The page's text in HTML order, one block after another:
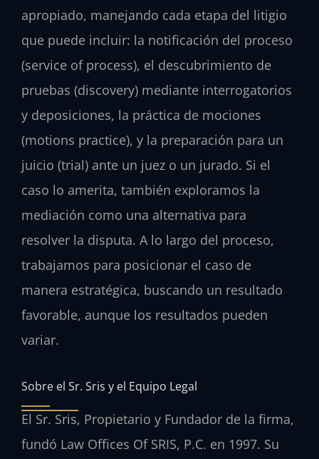
apropiado, manejando cada etapa del litigio
que puede incluir: la notificación del proceso
(service of process), el descubrimiento de
pruebas (discovery) mediante interrogatorios
y deposiciones, la práctica de mociones
(motions practice), y la preparación para un
juicio (trial) ante un juez o un jurado. Si el
caso lo amerita, también exploramos la
mediación como una alternativa para
resolver la disputa. A lo largo del proceso,
trabajamos para posicionar el caso de
manera estratégica, buscando un resultado
favorable, aunque los resultados pueden
variar.
Sobre el Sr. Sris y el Equipo Legal
El Sr. Sris, Propietario y Fundador de la firma,
fundó Law Offices Of SRIS, P.C. en 1997. Su